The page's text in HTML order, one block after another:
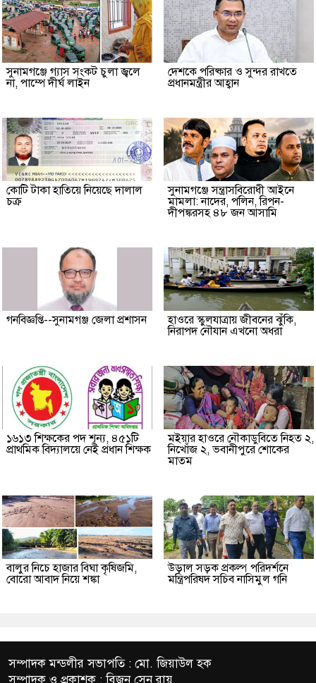
সুনামগঞ্জে গ্যাস সংকট চুলা জ্বলে
না, পাম্পে দীর্ঘ লাইন
দেশকে পরিষ্কার ও সুন্দর রাখতে
প্রধানমন্ত্রীর আহ্বান
কোটি টাকা হাতিয়ে নিয়েছে দালাল
চক্র
‎সুনামগঞ্জে সন্ত্রাসবিরোধী আইনে
মামলা: নাদের, পলিন, রিপন-
দীপঙ্করসহ ৪৮ জন আসামি
গনবিজ্ঞপ্তি--সুনামগঞ্জ জেলা প্রশাসন
হাওরে স্কুলযাত্রায় জীবনের ঝুঁকি,
নিরাপদ নৌযান এখনো অধরা
১৬১৩ শিক্ষকের পদ শূন্য, ৪৫১টি
প্রাথমিক বিদ্যালয়ে নেই প্রধান শিক্ষক
মইয়ার হাওরে নৌকাডুবিতে নিহত ২,
নিখোঁজ ২, ভবানীপুরে শোকের
মাতম
বালুর নিচে হাজার বিঘা কৃষিজমি,
বোরো আবাদ নিয়ে শঙ্কা
উড়াল সড়ক প্রকল্প পরিদর্শনে
মন্ত্রিপরিষদ সচিব নাসিমুল গনি
সম্পাদক মন্ডলীর সভাপতি : মো. জিয়াউল হক